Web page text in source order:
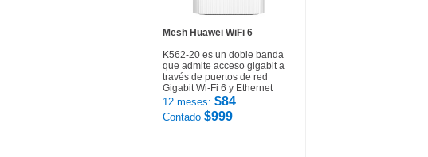
Mesh Huawei WiFi 6
K562-20 es un doble banda
que admite acceso gigabit a
través de puertos de red
Gigabit Wi-Fi 6 y Ethernet
12 meses: $84
Contado $999